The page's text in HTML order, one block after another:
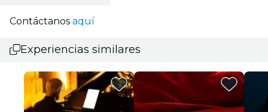
Contáctanos aquí
Experiencias similares